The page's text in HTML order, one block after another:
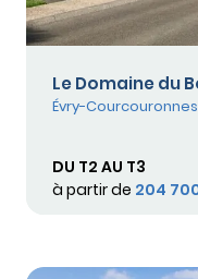
Le Domaine du
Évry-
DU T2 AU T3
à partir de 204